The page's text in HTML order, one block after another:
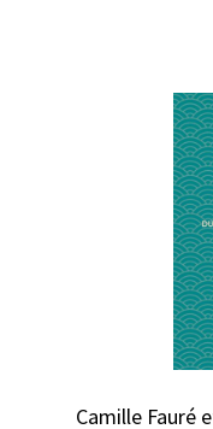
Camille Fauré